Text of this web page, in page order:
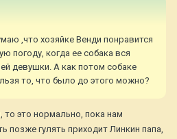
,что хозяйке Венди понравится
погоду, когда ее собака вся
девушки. А как потом собаке
то, что было до этого можно?
то это нормально, пока нам
позже гулять приходит Линкин папа,